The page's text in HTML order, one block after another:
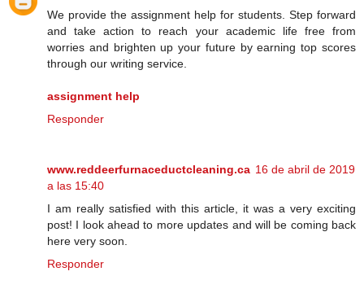
We provide the assignment help for students. Step forward
and take action to reach your academic life free from
worries and brighten up your future by earning top scores
through our writing service.
assignment help
Responder
www.reddeerfurnaceductcleaning.ca 16 de abril de 2019
a las 15:40
I am really satisfied with this article, it was a very exciting
post! I look ahead to more updates and will be coming back
here very soon.
Responder